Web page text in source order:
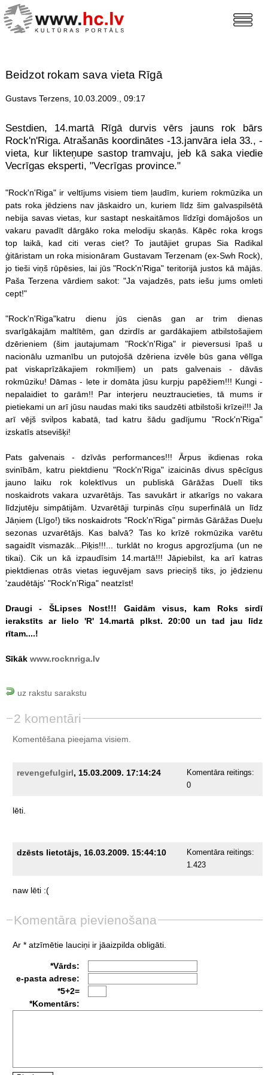
Beidzot rokam sava vieta Rīgā
Gustavs Terzens, 10.03.2009., 09:17
Sestdien, 14.martā Rīgā durvis vērs jauns rok bārs
Rock'n'Riga. Atrašanās koordinātes -13.janvāra iela 33., -
vieta, kur likteņupe sastop tramvaju, jeb kā saka viedie
Vecrīgas eksperti, "Vecrīgas province."
"Rock'n'Riga" ir veltījums visiem tiem ļaudīm, kuriem rokmūzika un
pats roka jēdziens nav jāskaidro un, kuriem līdz šim galvaspilsētā
nebija savas vietas, kur sastapt neskaitāmos līdzīgi domājošos un
vakaru pavadīt dārgāko roka melodiju skaņās. Kāpēc roka krogs
top laikā, kad citi veras ciet? To jautājiet grupas Sia Radikal
ģitāristam un roka misionāram Gustavam Terzenam (ex-Swh Rock),
jo tieši viņš rūpēsies, lai jūs "Rock'n'Riga" teritorijā justos kā mājās.
Paša Terzena vārdiem sakot: "Ja vajadzēs, pats iešu jums omleti
cept!"
"Rock'n'Riga"katru dienu jūs cienās gan ar trim dienas
svarīgākajām maltītēm, gan dzirdīs ar gardākajiem atbilstošajiem
dzērieniem (šim jautajumam "Rock'n'Riga" ir pieversusi īpaš u
nacionālu uzmanību un putojošā dzēriena izvēle būs gana vēlīga
pat viskaprīzākajiem rokmīļiem) un pats galvenais - dāvās
rokmūziku! Dāmas - lete ir domāta jūsu kurpju papēžiem!!! Kungi -
nepalaidiet to garām!! Par interjeru neuztraucieties, tā mums ir
pietiekami un arī jūsu naudas maki tiks saudzēti atbilstoši krīzei!!! Ja
arī vējš svilpos kabatā, tad katru šādu gadījumu "Rock'n'Riga"
izskatīs atsevišķi!
Pats galvenais - dzīvās performances!!! Ārpus ikdienas roka
svinībām, katru piektdienu "Rock'n'Riga" izaicinās divus spēcīgus
jauno laiku rok kolektīvus un publiskā Gārāžas Duelī tiks
noskaidrots vakara uzvarētājs. Tas savukārt ir atkarīgs no vakara
līdzjutēju simpātijām. Uzvarētāji turpinās cīņu superfinālā un līdz
Jāņiem (Līgo!) tiks noskaidrots "Rock'n'Riga" pirmās Gārāžas Dueļu
sezonas uzvarētājs. Kas balvā? Tas ko krīzē rokmūzika varētu
sagaidīt vismazāk...Piķis!!!... turklāt no krogus apgrozījuma (un ne
tikai). Cik un kā izpaudīsim 14.martā!!! Jāpiebilst, ka arī katras
piektdienas otrās vietas ieguvējam savs prieciņš tiks, jo jēdzienu
'zaudētājs' "Rock'n'Riga" neatzīst!
Draugi - ŠLipses Nost!!! Gaidām visus, kam Roks sirdī
ierakstīts ar lielo 'R' 14.martā plkst. 20:00 un tad jau līdz
rītam....!
Sīkāk www.rocknriga.lv
uz rakstu sarakstu
2 komentāri
Komentēšana pieejama visiem.
revengefulgirl, 15.03.2009. 17:14:24
Komentāra reitings:
0
lēti.
dzēsts lietotājs, 16.03.2009. 15:44:10
Komentāra reitings:
1.423
naw lēti :(
Komentāra pievienošana
Ar * atzīmētie lauciņi ir jāaizpilda obligāti.
*Vārds:
e-pasta adrese:
*5+2=
*Komentārs: